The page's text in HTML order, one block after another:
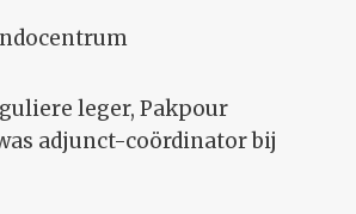
leger, Pakpour
adjunct-coördinator bij